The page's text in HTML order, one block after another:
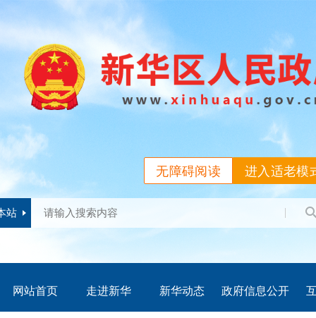
进入适老模
无障碍阅读
站
网站首页 走进新华 新华动态 政府信息公开